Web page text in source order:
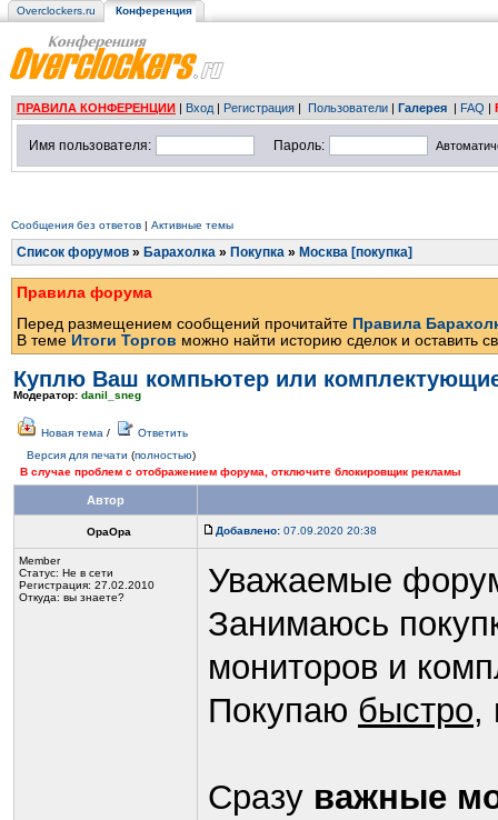
Overclockers.ru Конференция
ПРАВИЛА КОНФЕРЕНЦИИ | Вход | Регистрация | Пользователи | Галерея | FAQ |
Имя пользователя: Пароль:
Сообщения без ответов | Активные темы
Список форумов » Барахолка » Покупка » Москва [покупка]
Правила форума
Перед размещением сообщений прочитайте Правила
В теме Итоги Торгов можно найти историю сделок и оставить
Куплю Ваш компьютер или
Модератор: danil_sneg
Новая тема /
Ответить
Версия для печати (полностью)
В случае проблем с отображением форума, отключите блокировщик рекламы
Автор
OpaOpa Добавлено: 07.09.2020 20:38
Member
Статус: Не в сети
Регистрация: 27.02.2010
Откуда: вы знаете?
Уважаемые
Занимаюсь
мониторов и
Покупаю быстро,
Сразу важные